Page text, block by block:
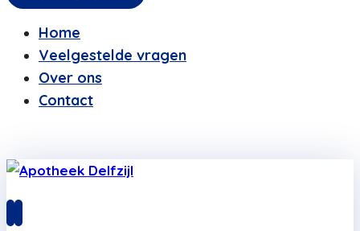
Home
Veelgestelde vragen
Over ons
Contact